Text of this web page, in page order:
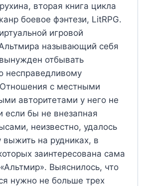
вторая книга цикла
боевое фэнтези, LitRPG.
игровой
называющий себя
отбывать
несправедливому
с местными
авторитетами у него не
если бы не внезапная
неизвестно, удалось
на рудниках, в
заинтересована сама
Выяснилось, что
нужно не больше трех